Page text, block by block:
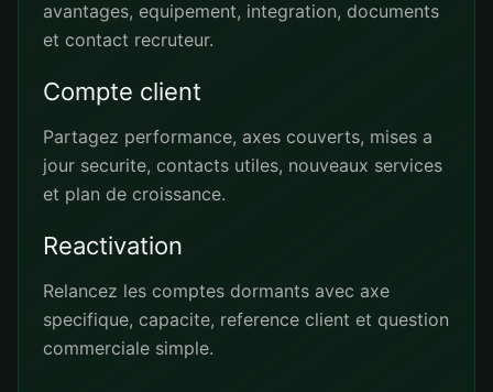
avantages, equipement, integration, documents
et contact recruteur.
Compte client
Partagez performance, axes couverts, mises a
jour securite, contacts utiles, nouveaux services
et plan de croissance.
Reactivation
Relancez les comptes dormants avec axe
specifique, capacite, reference client et question
commerciale simple.